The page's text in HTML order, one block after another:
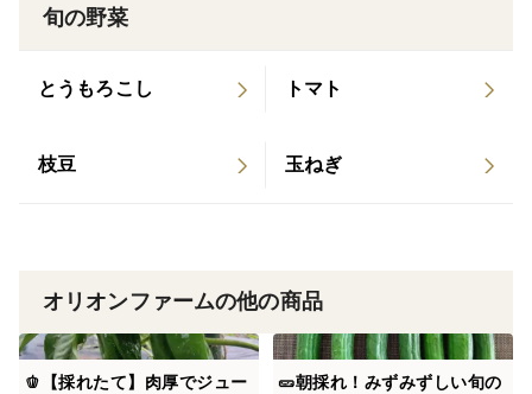
・ルッコラと葉ニンジンのかき揚げ
・卵とじやスープにも◎
てソースに。パスタやパンに塗ると絶品です✨）
で保存
・乾燥を防ぐことで鮮度を保てます
・葉ニンジンは特に早めの消費がおすすめです
旬の野菜
とうもろこし トマト
枝豆 玉ねぎ
オリオンファームの他の商品
🫑【採れたて】肉厚でジュー 🥒朝採れ！みずみずしい旬の